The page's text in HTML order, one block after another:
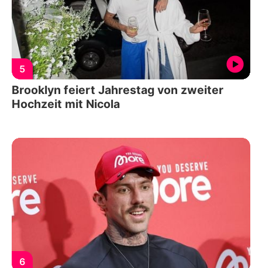
5
Brooklyn feiert Jahrestag von zweiter
Hochzeit mit Nicola
6